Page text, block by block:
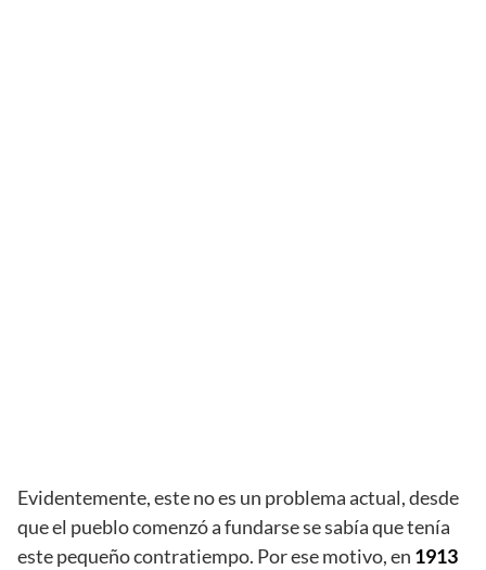
Evidentemente, este no es un problema actual, desde
que el pueblo comenzó a fundarse se sabía que tenía
este pequeño contratiempo. Por ese motivo, en 1913